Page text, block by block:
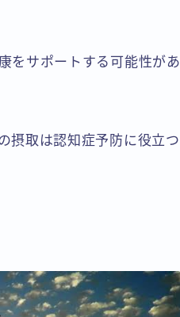
をサポートする可能性があ
摂取は認知症予防に役立つ